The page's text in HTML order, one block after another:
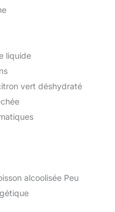
liquide
vert déshydraté
alcoolisée Peu